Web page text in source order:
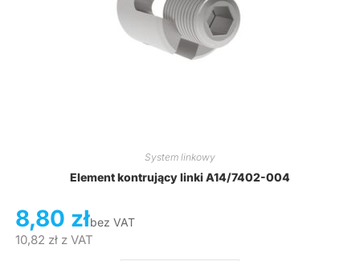
System linkowy
Element kontrujący linki A14/7402-004
8,80 złbez VAT
10,82 złz VAT